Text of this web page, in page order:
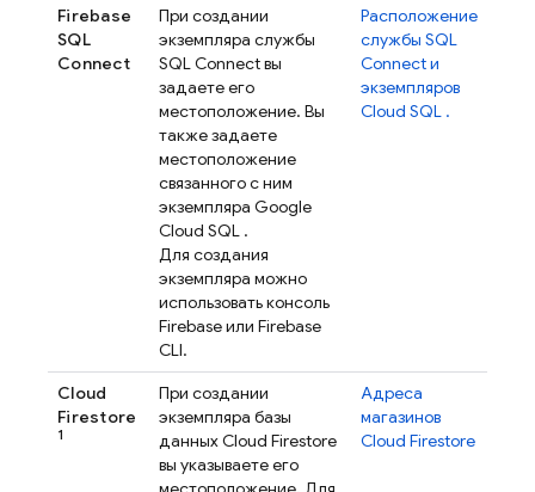
Firebase
SQL
Connect
При создании
экземпляра службы
SQL Connectвы
задаете его
местоположение. Вы
также задаете
местоположение
связанного с ним
экземпляра Google
Cloud SQL .
Для создания
экземпляра можно
использовать консоль
Firebaseили Firebase
CLI.
Расположение
службы SQL
Connectи
экземпляров
Cloud SQL .
Cloud
Firestore
1
При создании
экземпляра базы
данныхCloud Firestore
вы указываете его
Адреса
магазинов
Cloud Firestore